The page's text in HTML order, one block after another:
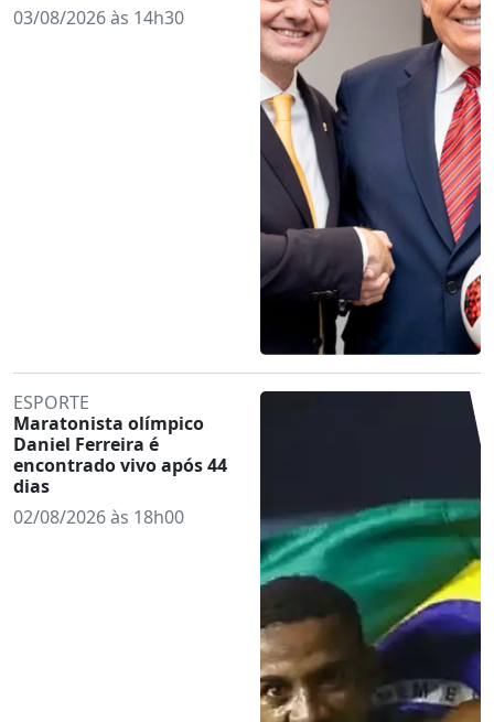
03/08/2026 às 14h30
ESPORTE
Maratonista olímpico
Daniel Ferreira é
encontrado vivo após 44
dias
02/08/2026 às 18h00